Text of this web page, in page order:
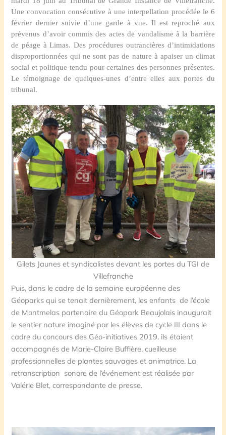
Une convocation consécutive à une interpellation procédée le 6
février dernier suivie d’une garde à vue. Il est reproché aux
prévenus d’avoir commis des actes de vandalisme à la barrière
de péage à Limas. Des procédures outrancières d’intimidations
disproportionnées qui ne sont pas de nature à apaiser un climat
social et politique tendu pour certaines des personnes présentes.
Le témoignage de quelques-unes d’entre elles aux portes du
tribunal.
Gilets Jaunes et syndicalistes devant les portes du TGI de
Villefranche
Puis, dans le cadre de la semaine européenne des
Géoparks qui se tenait dernièrement, les enfants de l’école
de Montmelas partenaire du Géopark Beaujolais inaugurait
le sentier nature imaginé par les élèves de cycle III dans le
cadre du concours des Géo-initiatives 2019. ils étaient
accompagnés de Marie-Claire Buffière, cueilleuse
professionnelles de plantes sauvages et animatrice. La
retranscription sonore de l’événement est réalisée par
Valérie Blet, correspondante de presse.